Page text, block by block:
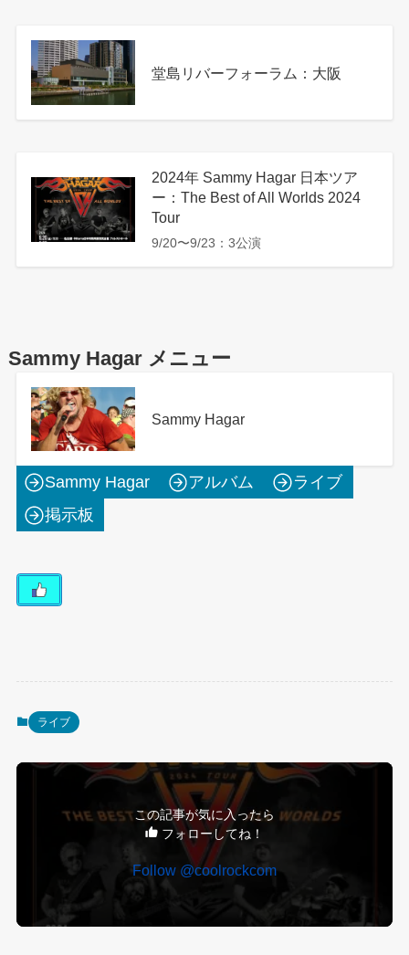
堂島リバーフォーラム：大阪
2024年 Sammy Hagar 日本ツア
ー：The Best of All Worlds 2024
Tour
9/20〜9/23：3公演
Sammy Hagar メニュー
Sammy Hagar
Sammy Hagar アルバム
ライブ
掲示板
ライブ
この記事が気に入ったら
フォローしてね！
Follow @coolrockcom